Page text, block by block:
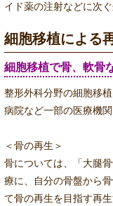
イド薬の注射などに次
細胞移植による
細胞移植で骨、軟骨
整形外科分野の細胞移
病院など一部の医療機関
＜骨の再生＞
骨については、「大腿
療に、自分の骨盤から
て骨の再生を目指す再